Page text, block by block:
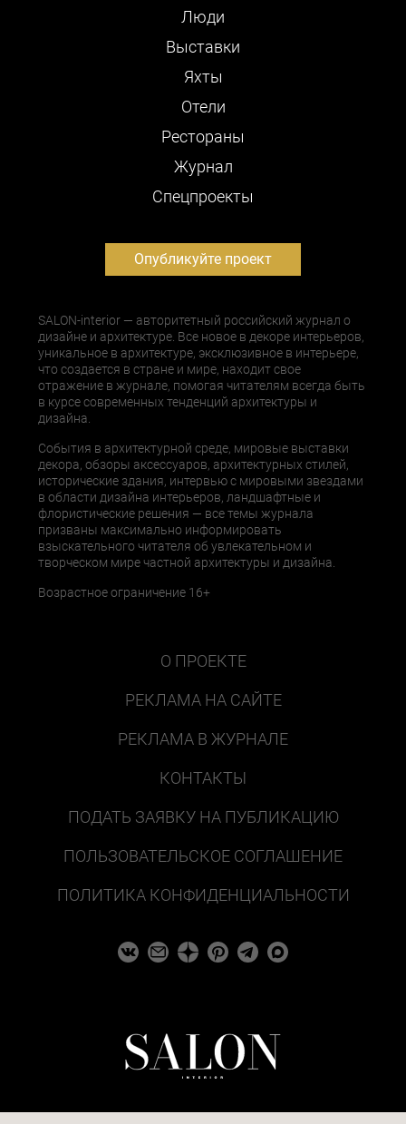
Люди
Выставки
Яхты
Отели
Рестораны
Журнал
Cпецпроекты
Опубликуйте проект
SALON-interior — авторитетный российский журнал о
дизайне и архитектуре. Все новое в декоре интерьеров,
уникальное в архитектуре, эксклюзивное в интерьере,
что создается в стране и мире, находит свое
отражение в журнале, помогая читателям всегда быть
в курсе современных тенденций архитектуры и
дизайна.
События в архитектурной среде, мировые выставки
декора, обзоры аксессуаров, архитектурных стилей,
исторические здания, интервью с мировыми звездами
в области дизайна интерьеров, ландшафтные и
флористические решения — все темы журнала
призваны максимально информировать
взыскательного читателя об увлекательном и
творческом мире частной архитектуры и дизайна.
Возрастное ограничение 16+
О ПРОЕКТЕ
РЕКЛАМА НА САЙТЕ
РЕКЛАМА В ЖУРНАЛЕ
КОНТАКТЫ
ПОДАТЬ ЗАЯВКУ НА ПУБЛИКАЦИЮ
ПОЛЬЗОВАТЕЛЬСКОЕ СОГЛАШЕНИЕ
ПОЛИТИКА КОНФИДЕНЦИАЛЬНОСТИ